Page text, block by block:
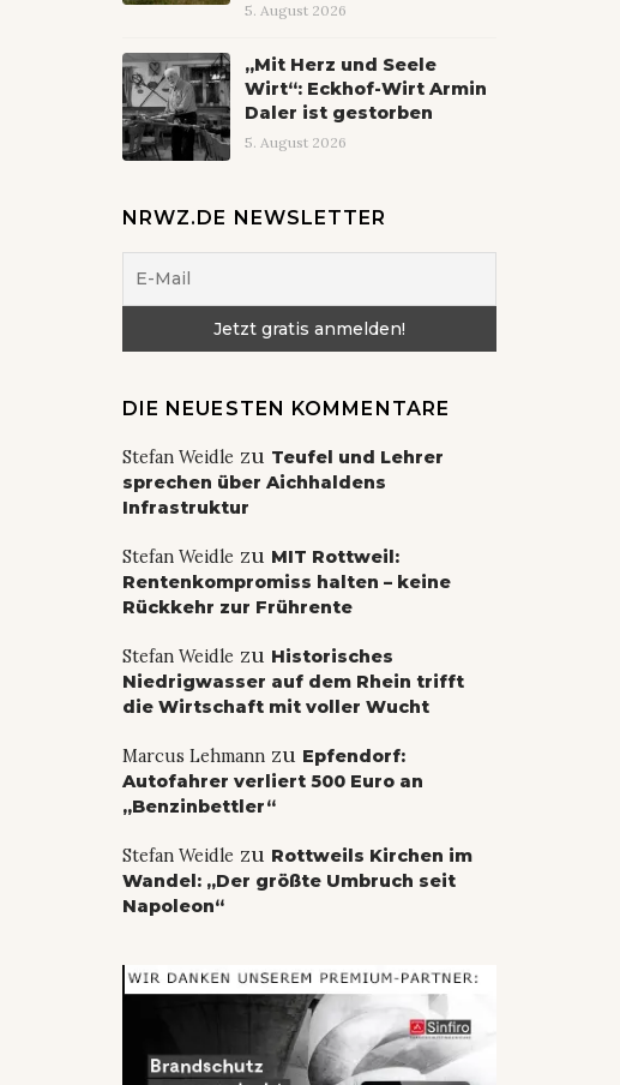
5. August 2026
„Mit Herz und Seele
Wirt“: Eckhof-Wirt Armin
Daler ist gestorben
5. August 2026
NRWZ.DE NEWSLETTER
DIE NEUESTEN KOMMENTARE
Stefan Weidle zu Teufel und Lehrer
sprechen über Aichhaldens
Infrastruktur
Stefan Weidle zu MIT Rottweil:
Rentenkompromiss halten – keine
Rückkehr zur Frührente
Stefan Weidle zu Historisches
Niedrigwasser auf dem Rhein trifft
die Wirtschaft mit voller Wucht
Marcus Lehmannzu Epfendorf:
Autofahrer verliert 500 Euro an
„Benzinbettler“
Stefan Weidle zu Rottweils Kirchen im
Wandel: „Der größte Umbruch seit
Napoleon“